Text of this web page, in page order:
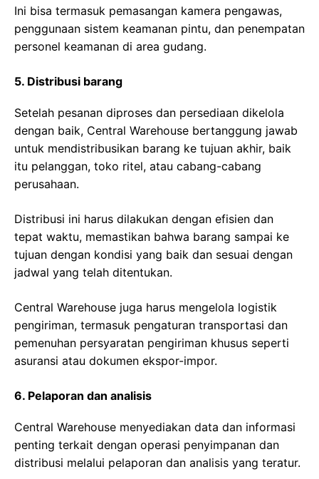
Ini bisa termasuk pemasangan kamera pengawas,
penggunaan sistem keamanan pintu, dan penempatan
personel keamanan di area gudang.
5. Distribusi barang
Setelah pesanan diproses dan persediaan dikelola
dengan baik, Central Warehouse bertanggung jawab
untuk mendistribusikan barang ke tujuan akhir, baik
itu pelanggan, toko ritel, atau cabang-cabang
perusahaan.
Distribusi ini harus dilakukan dengan efisien dan
tepat waktu, memastikan bahwa barang sampai ke
tujuan dengan kondisi yang baik dan sesuai dengan
jadwal yang telah ditentukan.
Central Warehouse juga harus mengelola logistik
pengiriman, termasuk pengaturan transportasi dan
pemenuhan persyaratan pengiriman khusus seperti
asuransi atau dokumen ekspor-impor.
6. Pelaporan dan analisis
Central Warehouse menyediakan data dan informasi
penting terkait dengan operasi penyimpanan dan
distribusi melalui pelaporan dan analisis yang teratur.